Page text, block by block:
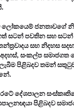
ලෝකයෙම් ජනතාවගේ
සටන් පවතින සහ
සහ නිදහස
සංකල්ප සමාජගත
ලැබීම පිළිබදව තමන්
දේශපාලන
පිළිබදව